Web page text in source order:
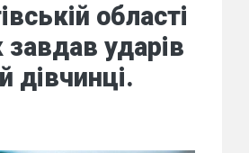
області
завдав ударів
дівчинці.